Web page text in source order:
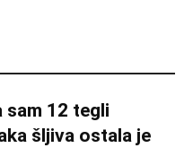
sam 12 tegli
šljiva ostala je